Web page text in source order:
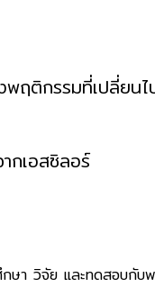
ระยะช่
พฤติกรรมที่เปลี่ยน
ะย
กเอสซิลอร์
รเก
ษา วิจัย และทดสอบกั